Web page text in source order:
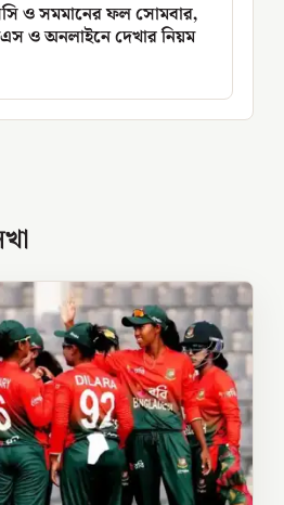
ও সমমানের ফল সোমবার,
ও অনলাইনে দেখার নিয়ম